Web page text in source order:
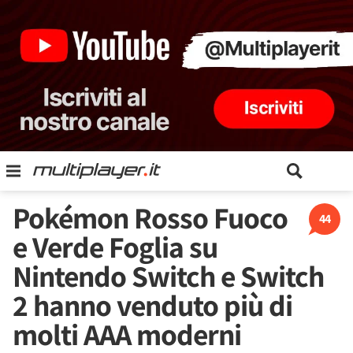
44
Pokémon Rosso Fuoco
e Verde Foglia su
Nintendo Switch e Switch
2 hanno venduto più di
molti AAA moderni